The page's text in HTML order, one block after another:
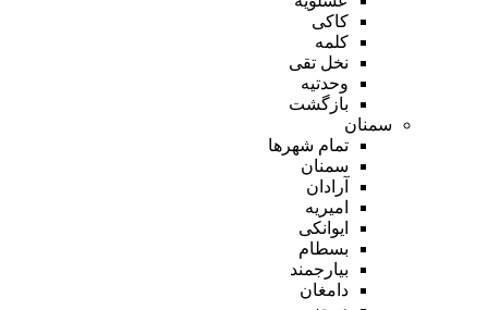
کاکی
کلمه
نخل تقی
وحدتیه
بازگشت
سمنان
تمام شهر‌ها
سمنان
آرادان
امیریه
ایوانکی
بسطام
بیارجمند
دامغان